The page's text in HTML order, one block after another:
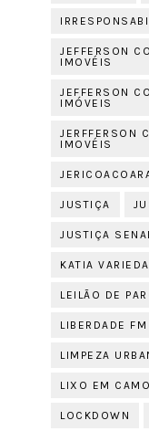
JEFFERSON
IMOVÉIS
JEFFERSON
IMÓVEIS
JERFFERSON
IMOVÉIS
JUSTIÇA
JUSTIÇA
KATIA
LEILÃO DE
LIBERDADE
LIMPEZA
LIXO EM
LOCKDOWN